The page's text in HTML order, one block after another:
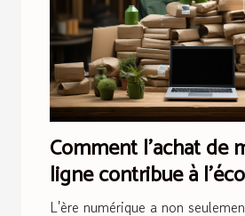
Comment l'achat de
ligne contribue à
circulaire
L'ère numérique a non